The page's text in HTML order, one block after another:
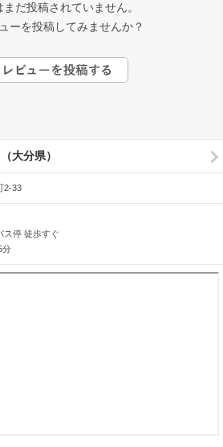
まだ投稿されていません。
ーを投稿してみませんか？
大分県）
2-33
ス停 徒歩すぐ
分